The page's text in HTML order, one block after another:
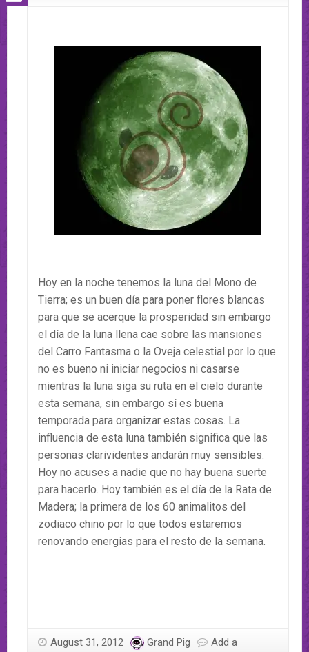
Hoy en la noche tenemos la luna del Mono de
Tierra; es un buen día para poner flores blancas
para que se acerque la prosperidad sin embargo
el día de la luna llena cae sobre las mansiones
del Carro Fantasma o la Oveja celestial por lo que
no es bueno ni iniciar negocios ni casarse
mientras la luna siga su ruta en el cielo durante
esta semana, sin embargo sí es buena
temporada para organizar estas cosas. La
influencia de esta luna también significa que las
personas clarividentes andarán muy sensibles.
Hoy no acuses a nadie que no hay buena suerte
para hacerlo. Hoy también es el día de la Rata de
Madera; la primera de los 60 animalitos del
zodiaco chino por lo que todos estaremos
renovando energías para el resto de la semana.
August 31, 2012 Grand Pig Add a